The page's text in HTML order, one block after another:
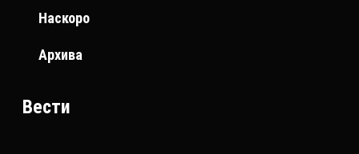
Наскоро
Архива
Вести